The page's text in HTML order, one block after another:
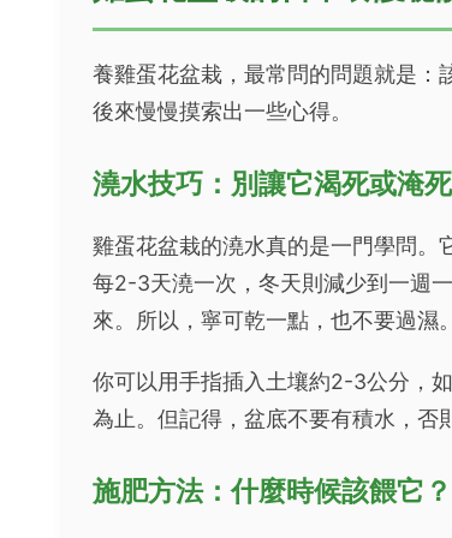
養雞蛋花盆栽，最常問的問題就是：
後來慢慢摸索出一些心得。
澆水技巧：別讓它渴死或淹死
雞蛋花盆栽的澆水真的是一門學問。
每2-3天澆一次，冬天則減少到一週
來。所以，寧可乾一點，也不要過濕。
你可以用手指插入土壤約2-3公分，
為止。但記得，盆底不要有積水，否
施肥方法：什麼時候該餵它？